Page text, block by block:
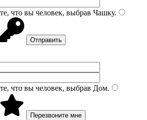
что вы человек, выбрав Чашку.
что вы человек, выбрав Дом.